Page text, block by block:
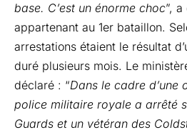
base. C’est un énorme choc”,
appartenant au 1er bataillon.
arrestations étaient le résultat
duré plusieurs mois. Le
déclaré : “Dans le cadre d’une
police militaire royale a arrêté
Guards et un vétéran des